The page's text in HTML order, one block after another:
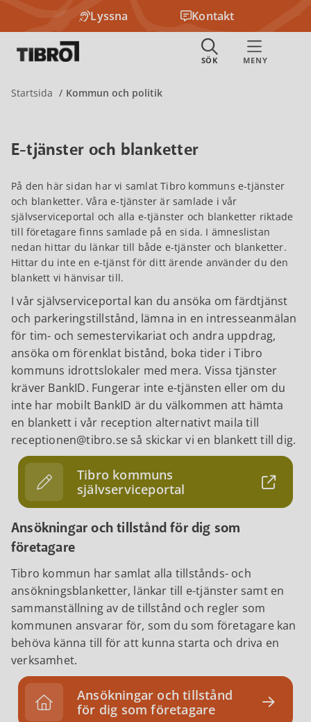
Lyssna Kontakt
Startsida Kommun och politik
E-tjänster och blanketter
På den här sidan har vi samlat Tibro kommuns e-tjänster
och blanketter. Våra e-tjänster är samlade i vår
självserviceportal och alla e-tjänster och blanketter riktade
till företagare finns samlade på en sida. I ämneslistan
nedan hittar du länkar till både e-tjänster och blanketter.
Hittar du inte en e-tjänst för ditt ärende använder du den
blankett vi hänvisar till.
I vår självserviceportal kan du ansöka om färdtjänst
och parkeringstillstånd, lämna in en intresseanmälan
för tim- och semestervikariat och andra uppdrag,
ansöka om förenklat bistånd, boka tider i Tibro
kommuns idrottslokaler med mera. Vissa tjänster
kräver BankID. Fungerar inte e-tjänsten eller om du
inte har mobilt BankID är du välkommen att hämta
en blankett i vår reception alternativt maila till
receptionen@tibro.se så skickar vi en blankett till dig.
Tibro kommuns
självserviceportal
Ansökningar och tillstånd för dig som
företagare
Tibro kommun har samlat alla tillstånds- och
ansökningsblanketter, länkar till e-tjänster samt en
sammanställning av de tillstånd och regler som
kommunen ansvarar för, som du som företagare kan
behöva känna till för att kunna starta och driva en
verksamhet.
Ansökningar och tillstånd
för dig som företagare